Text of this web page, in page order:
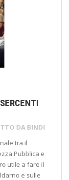
DA BINDI
tra il
Pubblica e
utile a fare il
e sulle